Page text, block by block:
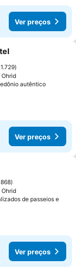
Ver preços
favoritos
1.729
autênticoVer
Ver preços
favoritos
868
de passeios e
Ver preços